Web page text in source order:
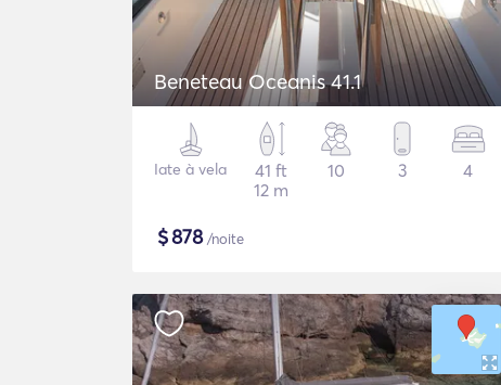
Beneteau Oceanis 41.1
Iate à vela
41 ft
12 m
10 3 4
$878/noite